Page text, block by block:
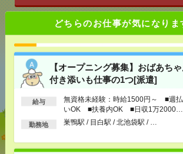
どちらのお仕事が気になりま
【オープニング募集】おばあち
付き添いも仕事の1つ[派遣]
給与
無資格未経験：時給1500円～ ■週払
いOK ■扶養内OK ■日収1万2000円
以上
勤務地 巣鴨駅 / 目白駅 / 北池袋駅 / …
気になる！
あなたの閲覧履歴からの
おすすめ
いも仕事の1つ[派遣]